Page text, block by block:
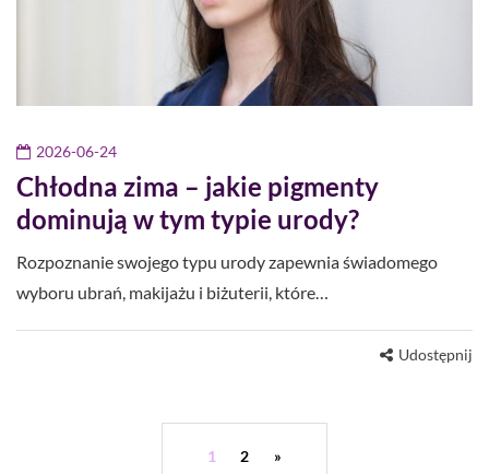
2026-06-24
Chłodna zima – jakie pigmenty
dominują w tym typie urody?
Rozpoznanie swojego typu urody zapewnia świadomego
wyboru ubrań, makijażu i biżuterii, które…
Udostępnij
1 2 »